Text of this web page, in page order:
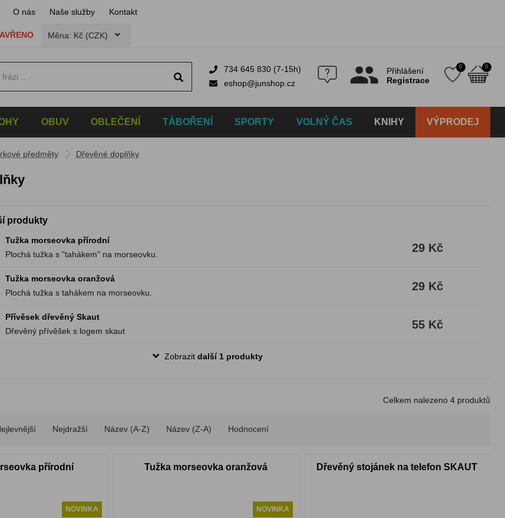
O nás Naše služby Kontakt
Měna: Kč (CZK)
734 645 830 (7-15h)
eshop@junshop.cz
Přihlášení
Registrace
0 0
OBUV OBLEČENÍ TÁBOŘENÍ SPORTY VOLNÝ ČAS KNIHY VÝPRODEJ
předměty Dřevěné doplňky
produkty
Tužka morseovka přírodní
Plochá tužka s "tahákem" na morseovku.
29 Kč
Tužka morseovka oranžová
Plochá tužka s tahákem na morseovku.
29 Kč
Přívěsek dřevěný Skaut
Dřevěný přívěšek s logem skaut
55 Kč
Zobrazitdalší 1 produkty
Celkem nalezeno 4produktů
Nejdražší Název (A-Z) Název (Z-A) Hodnocení
přírodní
NOVINKA
Tužka morseovka oranžová
NOVINKA
Dřevěný stojánek na telefon SKAUT